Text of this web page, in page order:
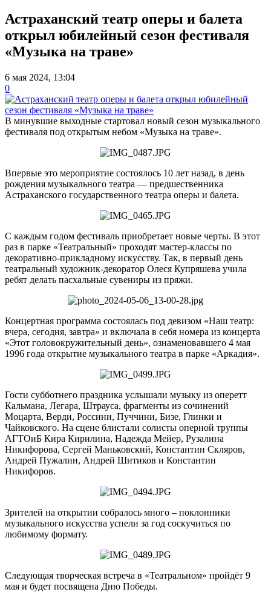
Астраханский театр оперы и балета
открыл юбилейный сезон фестиваля
«Музыка на траве»
6 мая 2024, 13:04
0
В минувшие выходные стартовал новый сезон музыкального
фестиваля под открытым небом «Музыка на траве».
Впервые это мероприятие состоялось 10 лет назад, в день
рождения музыкального театра — предшественника
Астраханского государственного театра оперы и балета.
С каждым годом фестиваль приобретает новые черты. В этот
раз в парке «Театральный» проходят мастер-классы по
декоративно-прикладному искусству. Так, в первый день
театральный художник-декоратор Олеся Купряшева учила
ребят делать пасхальные сувениры из пряжи.
Концертная программа состоялась под девизом «Наш театр:
вчера, сегодня, завтра» и включала в себя номера из концерта
«Этот головокружительный день», ознаменовавшего 4 мая
1996 года открытие музыкального театра в парке «Аркадия».
Гости субботнего праздника услышали музыку из оперетт
Кальмана, Легара, Штрауса, фрагменты из сочинений
Моцарта, Верди, Россини, Пуччини, Бизе, Глинки и
Чайковского. На сцене блистали солисты оперной труппы
АГТОиБ Кира Кирилина, Надежда Мейер, Рузалина
Никифорова, Сергей Маньковский, Константин Скляров,
Андрей Пужалин, Андрей Шитиков и Константин
Никифоров.
Зрителей на открытии собралось много – поклонники
музыкального искусства успели за год соскучиться по
любимому формату.
Следующая творческая встреча в «Театральном» пройдёт 9
мая и будет посвящена Дню Победы.